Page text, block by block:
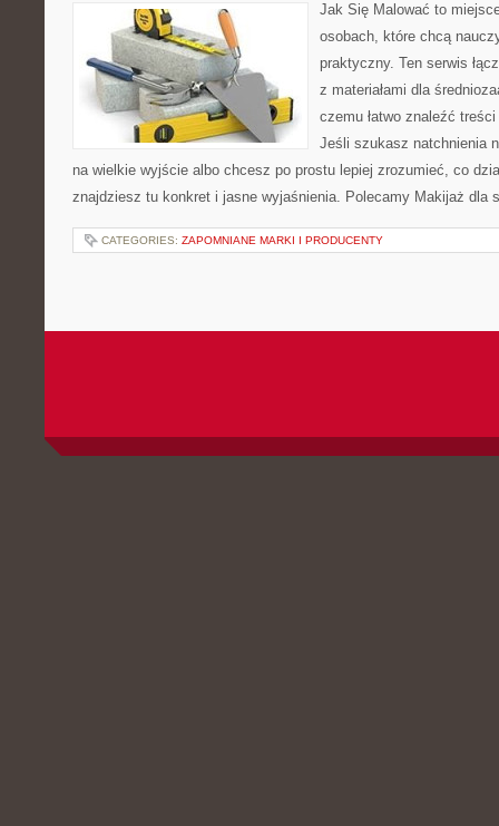
Jak Się Malować to
osobach, które chcą
praktyczny. Ten serwis
z materiałami dla
czemu łatwo znaleźć
Jeśli szukasz natchnienia
na wielkie wyjście albo chcesz po prostu lepiej zrozumieć, co
znajdziesz tu konkret i jasne wyjaśnienia. Polecamy Makijaż dla
CATEGORIES: ZAPOMNIANE MARKI I PRODUCENTY